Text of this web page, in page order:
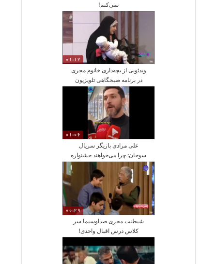
نمی‌کنم!
01:12
ویدئویی از بچه‌داری خانوم مجری
در برنامه صبحگاهی تلویزیون
01:06
علی مرادی بازیگر سریال
سوجان: چرا می‌خواهند جشنواره
نماد اعتراض شود؟،
00:29
شیطنت مجری صداوسیما سر
کلاس درس اقبال واحدی!